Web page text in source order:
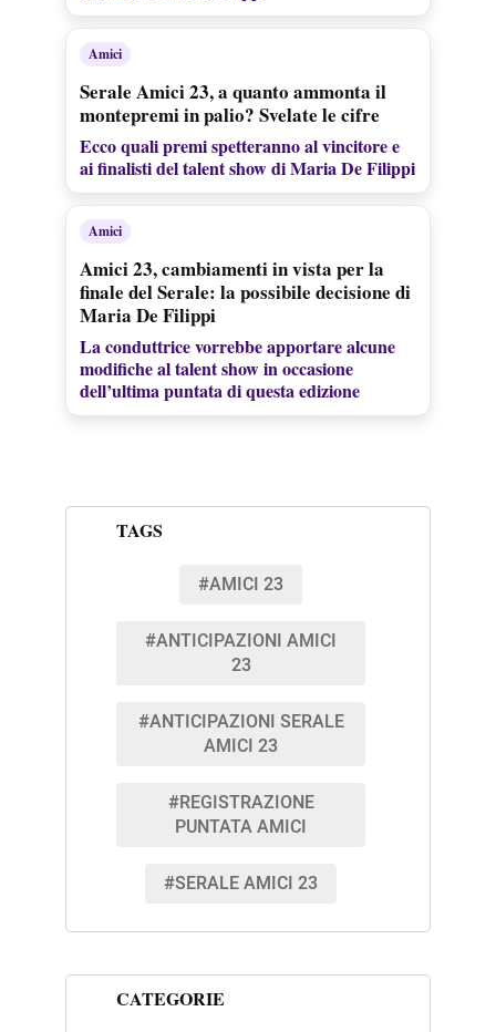
Amici
Serale Amici 23, a quanto ammonta il
montepremi in palio? Svelate le cifre
Ecco quali premi spetteranno al vincitore e
ai finalisti del talent show di Maria De Filippi
Amici
Amici 23, cambiamenti in vista per la
finale del Serale: la possibile decisione di
Maria De Filippi
La conduttrice vorrebbe apportare alcune
modifiche al talent show in occasione
dell’ultima puntata di questa edizione
TAGS
#AMICI 23
#ANTICIPAZIONI AMICI
23
#ANTICIPAZIONI SERALE
AMICI 23
#REGISTRAZIONE
PUNTATA AMICI
#SERALE AMICI 23
CATEGORIE